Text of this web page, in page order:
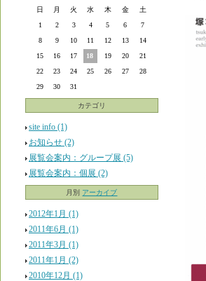
日 月 火 水 木 金
土
1
2 3 4 5 6
7
8
9 10 11 12 13
14
15
16 17 18 19 20
21
22
23 24 25 26 27
28
29
30 31
カテゴリ
site info (1)
お知らせ (2)
展覧会案内：グループ展 (5)
展覧会案内：個展 (2)
月別 アーカイブ
2012年1月 (1)
2011年6月 (1)
2011年3月 (1)
2011年1月 (2)
2010年12月 (1)